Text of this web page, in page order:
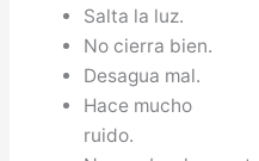
Salta la luz.
No cierra bien.
Desagua mal.
Hace mucho
ruido.